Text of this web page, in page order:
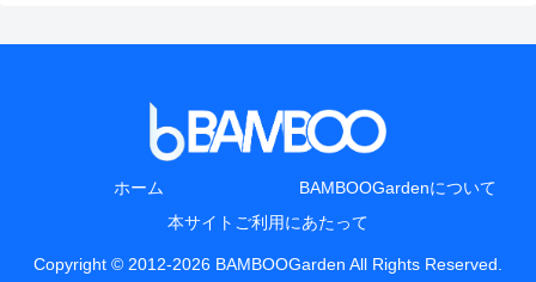
ホーム
BAMBOOGardenについて
本サイトご利用にあたって
Copyright © 2012-2026 BAMBOOGarden All Rights Reserved.